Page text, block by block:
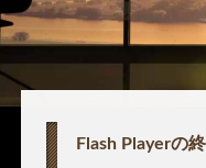
Flash Playerの